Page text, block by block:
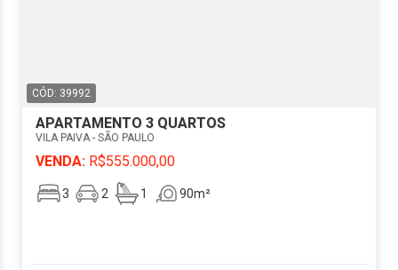
CÓD: 39992
APARTAMENTO 3 QUARTOS
VILA PAIVA - SÃO PAULO
VENDA: R$555.000,00
3 2 1 90m²